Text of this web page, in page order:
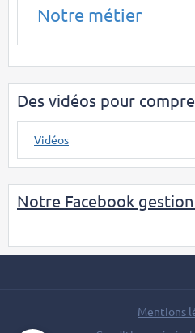
Notre métier
Des vidéos pour
Vidéos
Notre Facebook
Mentions